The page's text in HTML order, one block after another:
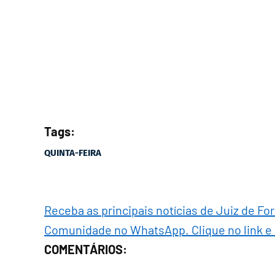
Tags:
QUINTA-FEIRA
Receba as principais notícias de Juiz de
Comunidade no WhatsApp. Clique no link
COMENTÁRIOS: